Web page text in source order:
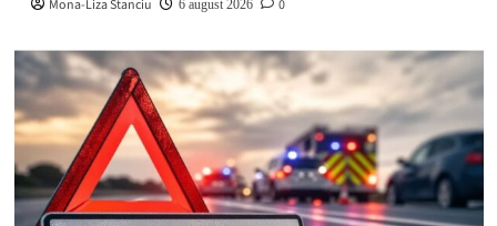
Mona-Liza Stanciu 6 august 2026 0